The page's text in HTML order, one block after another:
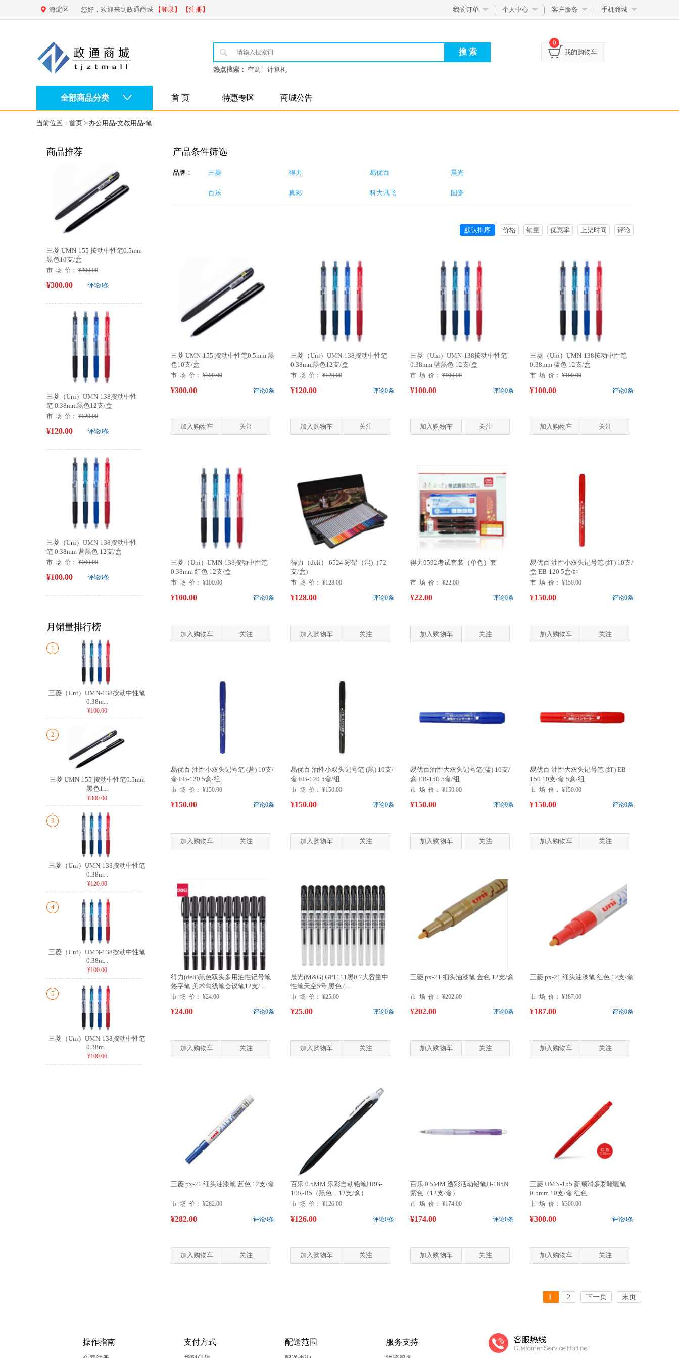
我的订单 | 个人中心 | 客户服务 | 手机商城
海淀区 您好，欢迎来到政通商城 【登录】 【注册】
热点搜索： 空调 计算机
0
我的购物车
全部商品分类 首 页 特惠专区 商城公告
当前位置： 首页 > 办公用品-文教用品-笔
商品推荐
三菱 UMN-155 按动中性笔0.5mm
黑色10支/盒
市 场 价： ¥300.00
评论0条
¥300.00
三菱（Uni）UMN-138按动中性
笔 0.38mm黑色12支/盒
市 场 价： ¥120.00
评论0条
¥120.00
三菱（Uni）UMN-138按动中性
笔 0.38mm 蓝黑色 12支/盒
市 场 价： ¥100.00
评论0条
¥100.00
月销量排行榜
1
三菱（Uni）UMN-138按动中性笔
0.38m...
¥100.00
2
三菱 UMN-155 按动中性笔0.5mm
黑色1...
¥300.00
3
三菱（Uni）UMN-138按动中性笔
0.38m...
¥120.00
4
三菱（Uni）UMN-138按动中性笔
0.38m...
¥100.00
5
三菱（Uni）UMN-138按动中性笔
0.38m...
¥100.00
产品条件筛选
品牌： 三菱 得力 易优百 晨光
百乐 真彩 科大讯飞 国誉
默认排序 价格 销量 优惠率 上架时间 评论
三菱 UMN-155 按动中性笔0.5mm 黑
色10支/盒
市 场 价： ¥300.00
评论0条
¥300.00
加入购物车 关注
三菱（Uni）UMN-138按动中性笔
0.38mm黑色12支/盒
市 场 价： ¥120.00
评论0条
¥120.00
加入购物车 关注
三菱（Uni）UMN-138按动中性笔
0.38mm 蓝黑色 12支/盒
市 场 价： ¥100.00
评论0条
¥100.00
加入购物车 关注
三菱（Uni）UMN-138按动中性笔
0.38mm 蓝色 12支/盒
市 场 价： ¥100.00
评论0条
¥100.00
加入购物车 关注
三菱（Uni）UMN-138按动中性笔
0.38mm 红色 12支/盒
市 场 价： ¥100.00
评论0条
¥100.00
加入购物车 关注
得力（deli） 6524 彩铅（混)（72
支/盒)
市 场 价： ¥128.00
评论0条
¥128.00
加入购物车 关注
得力9592考试套装（单色）套
市 场 价： ¥22.00
评论0条
¥22.00
加入购物车 关注
易优百 油性小双头记号笔 (红) 10支/
盒 EB-120 5盒/组
市 场 价： ¥150.00
评论0条
¥150.00
加入购物车 关注
易优百 油性小双头记号笔 (蓝) 10支/
盒 EB-120 5盒/组
市 场 价： ¥150.00
评论0条
¥150.00
加入购物车 关注
易优百 油性小双头记号笔 (黑) 10支/
盒 EB-120 5盒/组
市 场 价： ¥150.00
评论0条
¥150.00
加入购物车 关注
易优百油性大双头记号笔(蓝) 10支/
盒 EB-150 5盒/组
市 场 价： ¥150.00
评论0条
¥150.00
加入购物车 关注
易优百 油性大双头记号笔 (红) EB-
150 10支/盒 5盒/组
市 场 价： ¥150.00
评论0条
¥150.00
加入购物车 关注
得力(deli)黑色双头多用油性记号笔
签字笔 美术勾线笔会议笔12支/...
市 场 价： ¥24.00
评论0条
¥24.00
加入购物车 关注
晨光(M&G) GP1111黑0.7大容量中
性笔天空5号 黑色 (...
市 场 价： ¥25.00
评论0条
¥25.00
加入购物车 关注
三菱 px-21 细头油漆笔 金色 12支/盒
市 场 价： ¥202.00
评论0条
¥202.00
加入购物车 关注
三菱 px-21 细头油漆笔 红色 12支/盒
市 场 价： ¥187.00
评论0条
¥187.00
加入购物车 关注
三菱 px-21 细头油漆笔 蓝色 12支/盒
市 场 价： ¥282.00
评论0条
¥282.00
加入购物车 关注
百乐 0.5MM 乐彩自动铅笔HRG-
10R-B5（黑色，12支/盒）
市 场 价： ¥126.00
评论0条
¥126.00
加入购物车 关注
百乐 0.5MM 透彩活动铅笔H-185N
紫色（12支/盒）
市 场 价： ¥174.00
评论0条
¥174.00
加入购物车 关注
三菱 UMN-155 新顺滑多彩啫喱笔
0.5mm 10支/盒 红色
市 场 价： ¥300.00
评论0条
¥300.00
加入购物车 关注
1 2 下一页 末页
操作指南 支付方式 配送范围 服务支持